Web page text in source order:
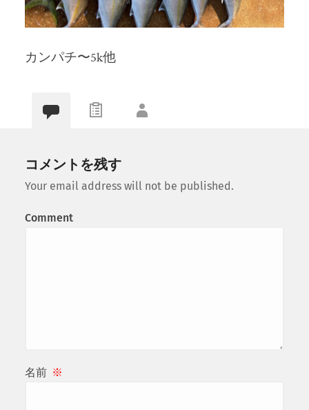
カンパチ〜5k他
コメントを残す
Your email address will not be published.
Comment
名前 ※